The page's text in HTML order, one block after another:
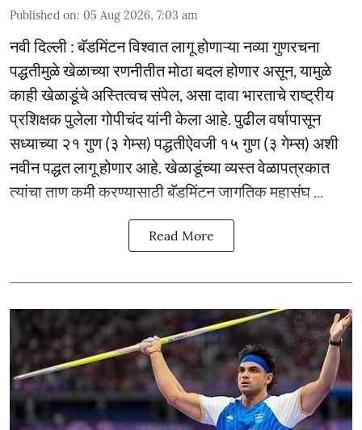
Published on: 05 Aug 2026, 7:03 am
नवी दिल्ली : बॅडमिंटन विश्वात लागू होणाऱ्या नव्या गुणरचना
पद्धतीमुळे खेळाच्या रणनीतीत मोठा बदल होणार असून, यामुळे
काही खेळाडूंचे अस्तित्वच संपेल, असा दावा भारताचे राष्ट्रीय
प्रशिक्षक पुलेला गोपीचंद यांनी केला आहे. पुढील वर्षापासून
सध्याच्या २१ गुण (३ गेम्स) पद्धतीऐवजी १५ गुण (३ गेम्स) अशी
नवीन पद्धत लागू होणार आहे. खेळाडूंच्या व्यस्त वेळापत्रकात
त्यांचा ताण कमी करण्यासाठी बॅडमिंटन जागतिक महासंघ ...
Read More